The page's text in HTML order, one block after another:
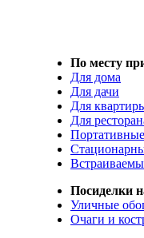
По месту
Для дома
Для дачи
Для
Для
Портативные
Посиделки
Уличные
Очаги и